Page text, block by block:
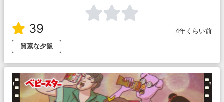
39
4年くらい前
質素な夕飯